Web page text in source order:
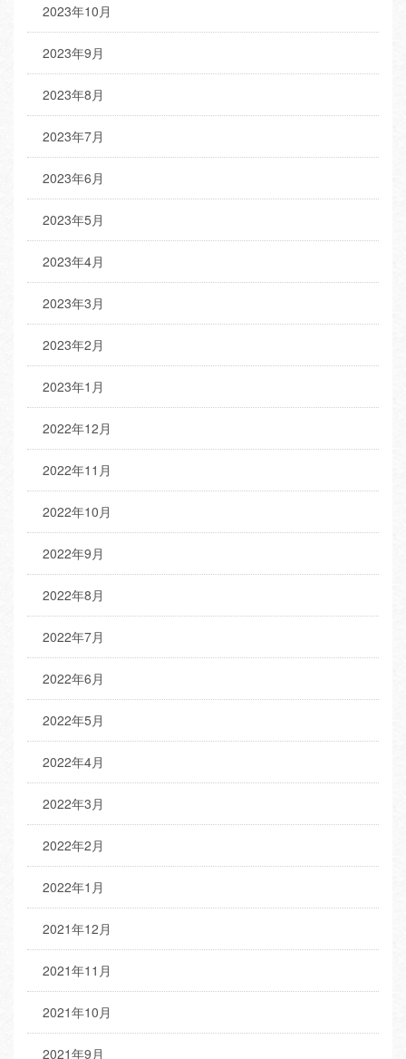
2023年10月
2023年9月
2023年8月
2023年7月
2023年6月
2023年5月
2023年4月
2023年3月
2023年2月
2023年1月
2022年12月
2022年11月
2022年10月
2022年9月
2022年8月
2022年7月
2022年6月
2022年5月
2022年4月
2022年3月
2022年2月
2022年1月
2021年12月
2021年11月
2021年10月
2021年9月